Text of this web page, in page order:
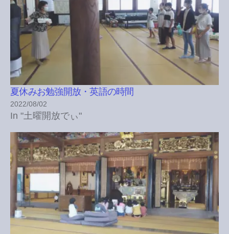
夏休みお勉強開放・英語の時間
2022/08/02
In "土曜開放でぃ"